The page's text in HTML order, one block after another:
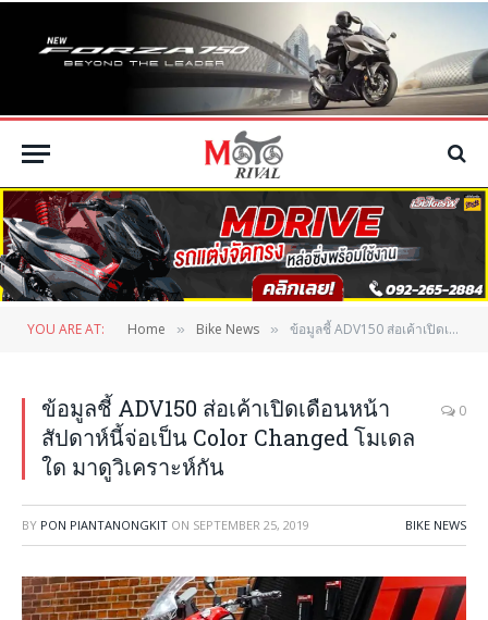
YOU ARE AT: Home » Bike News » ข้อมูลชี้ ADV150 ส่อเค้าเปิดเดือนหน้า สัปดาห์นี้จ่อเป็น Color Changed โมเดลใด มาดูวิเคราะห์กัน
ข้อมูลชี้ ADV150 ส่อเค้าเปิดเดือนหน้า
สัปดาห์นี้จ่อเป็น Color Changed โมเดล
ใด มาดูวิเคราะห์กัน
0
BY PON PIANTANONGKIT ON SEPTEMBER 25, 2019 BIKE NEWS